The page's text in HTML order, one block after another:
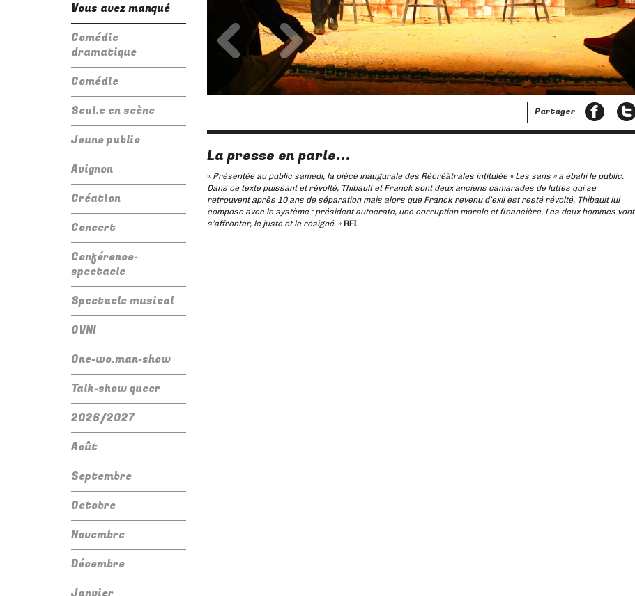
Vous avez manqué
Comédie
dramatique
Comédie
Seul.e en scène
Jeune public
Avignon
Création
Concert
Conférence-
spectacle
Spectacle musical
OVNI
One-wo.man-show
Talk-show queer
2026/2027
Août
Septembre
Octobre
Novembre
Décembre
PrécédentSuivant
Partager
La presse en parle...
« Présentée au public samedi, la pièce inaugurale des Récréâtrales intitulée « Les sans » a ébahi le public.
Dans ce texte puissant et révolté, Thibault et Franck sont deux anciens camarades de luttes qui se
retrouvent après 10 ans de séparation mais alors que Franck revenu d’exil est resté révolté, Thibault lui
compose avec le système : président autocrate, une corruption morale et financière. Les deux hommes vont
s’affronter, le juste et le résigné. » RFI